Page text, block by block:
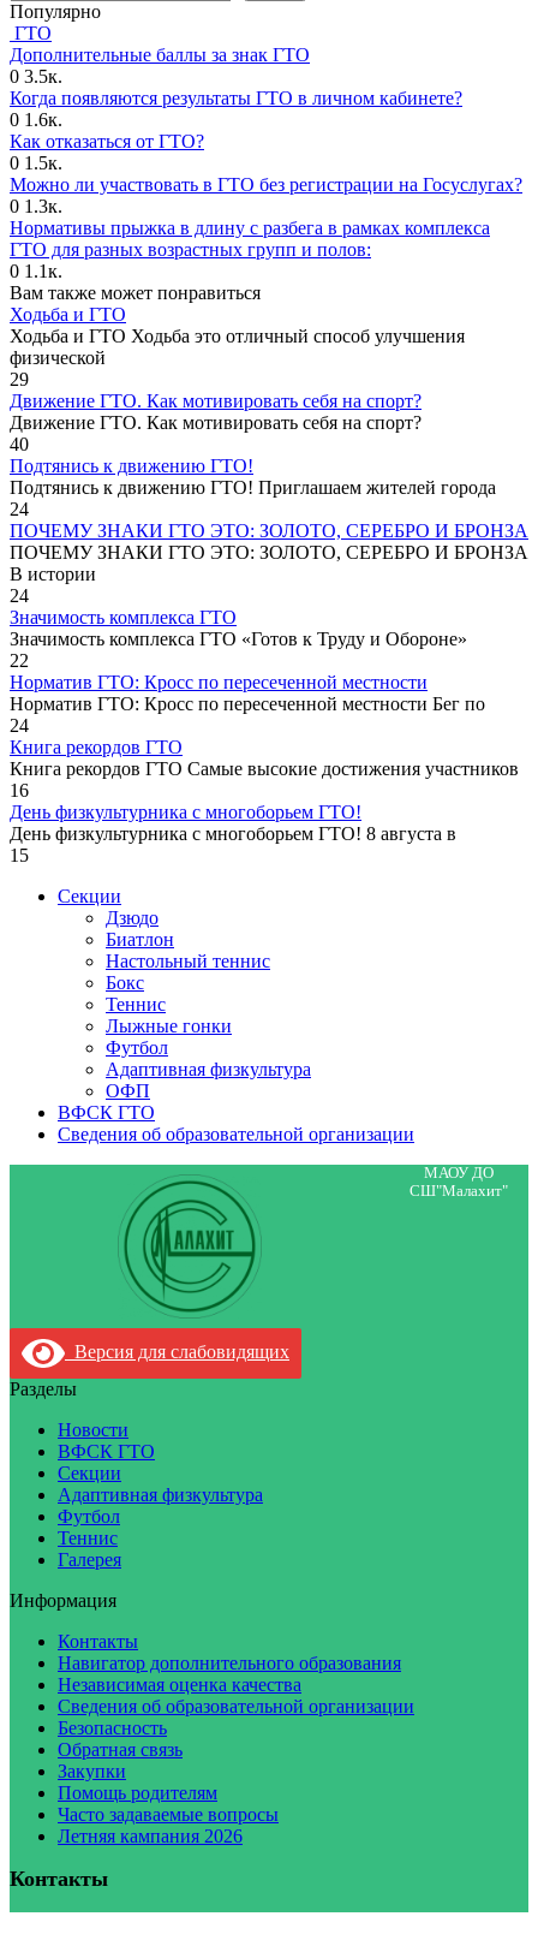
Популярно
ГТО
Дополнительные баллы за знак ГТО
0 3.5к.
Когда появляются результаты ГТО в личном кабинете?
0 1.6к.
Как отказаться от ГТО?
0 1.5к.
Можно ли участвовать в ГТО без регистрации на Госуслугах?
0 1.3к.
Нормативы прыжка в длину с разбега в рамках комплекса
ГТО для разных возрастных групп и полов:
0 1.1к.
Вам также может понравиться
Ходьба и ГТО
Ходьба и ГТО Ходьба это отличный способ улучшения
физической
29
Движение ГТО. Как мотивировать себя на спорт?️
Движение ГТО. Как мотивировать себя на спорт?
40
Подтянись к движению ГТО!
Подтянись к движению ГТО! Приглашаем жителей города
24
ПОЧЕМУ ЗНАКИ ГТО ЭТО: ЗОЛОТО, СЕРЕБРО И БРОНЗА
ПОЧЕМУ ЗНАКИ ГТО ЭТО: ЗОЛОТО, СЕРЕБРО И БРОНЗА
В истории
24
Значимость комплекса ГТО
Значимость комплекса ГТО «Готов к Труду и Обороне»
22
Норматив ГТО: Кросс по пересеченной местности
Норматив ГТО: Кросс по пересеченной местности Бег по
24
Книга рекордов ГТО
Книга рекордов ГТО Самые высокие достижения участников
16
День физкультурника с многоборьем ГТО!
День физкультурника с многоборьем ГТО! 8 августа в
15
Секции
Дзюдо
Биатлон
Настольный теннис
Бокс
Теннис
Лыжные гонки
Футбол
Адаптивная физкультура
ОФП
ВФСК ГТО
Сведения об образовательной организации
МАОУ ДО
СШ"Малахит"
Версия для слабовидящих
Разделы
Новости
ВФСК ГТО
Секции
Адаптивная физкультура
Футбол
Теннис
Галерея
Информация
Контакты
Навигатор дополнительного образования
Независимая оценка качества
Сведения об образовательной организации
Безопасность
Обратная связь
Закупки
Помощь родителям
Часто задаваемые вопросы
Летняя кампания 2026
Контакты
E-mail:malahit@sbor.net